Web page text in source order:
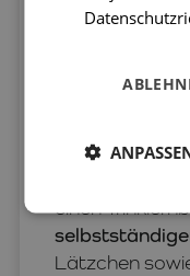
eine
sie für ein
Füttern
Sparia-
einen
Lätzchen